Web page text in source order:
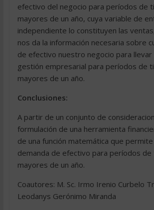
efectivo del negocio para períodos de
mayores de un año, cuya variable de
independiente lo constituyen las
nos da la información necesaria sobre
de efectivo nuestro negocio para
gestión empresarial para períodos de
mayores de un año.
Conclusiones:
A partir de un conjunto de
formulación de una herramienta
de una función matemática que
demanda de efectivo para períodos de
mayores de un año.
Coautores: M. Sc. Irmo Irenio Curbelo
Leodanys Gerónimo Miranda